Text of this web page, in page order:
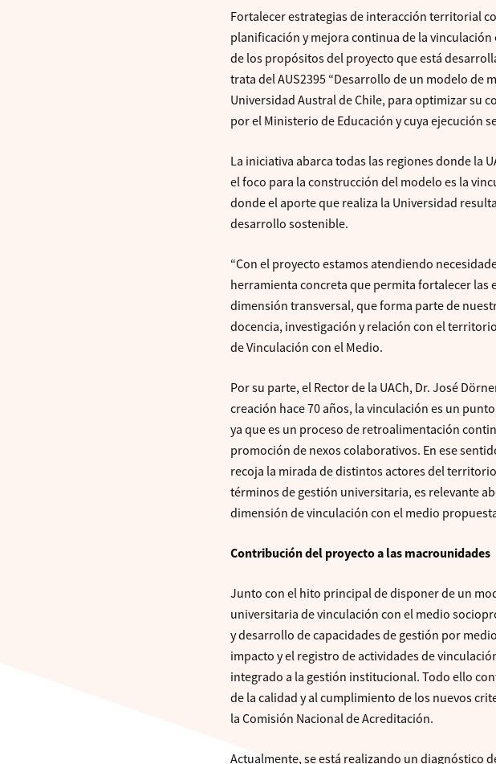
Fortalecer estrategias de interacción territorial
planificación y mejora continua de la
de los propósitos del proyecto que está
trata del AUS2395 “Desarrollo de un modelo de
Universidad Austral de Chile, para optimizar su
por el Ministerio de Educación y cuya ejecución
La iniciativa abarca todas las regiones donde la
el foco para la construcción del modelo es la
donde el aporte que realiza la Universidad
desarrollo sostenible.
“Con el proyecto estamos atendiendo
herramienta concreta que permita fortalecer las
dimensión transversal, que forma parte de
docencia, investigación y relación con el
de Vinculación con el Medio.
Por su parte, el Rector de la UACh, Dr. José
creación hace 70 años, la vinculación es un
ya que es un proceso de retroalimentación
promoción de nexos colaborativos. En ese
recoja la mirada de distintos actores del
términos de gestión universitaria, es relevante
dimensión de vinculación con el medio
Contribución del proyecto a las macrounidades
Junto con el hito principal de disponer de un
universitaria de vinculación con el medio
y desarrollo de capacidades de gestión por
impacto y el registro de actividades de
integrado a la gestión institucional. Todo ello
de la calidad y al cumplimiento de los nuevos
la Comisión Nacional de Acreditación.
Actualmente, se está realizando un diagnóstico